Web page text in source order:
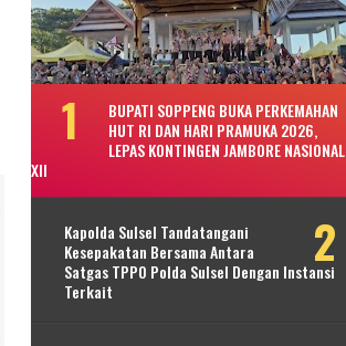
BUPATI SOPPENG BUKA PERKEMAHAN
HUT RI DAN HARI PRAMUKA 2026,
LEPAS KONTINGEN JAMBORE NASIONAL
XII
Kapolda Sulsel Tandatangani
Kesepakatan Bersama Antara
Satgas TPPO Polda Sulsel Dengan Instansi
Terkait